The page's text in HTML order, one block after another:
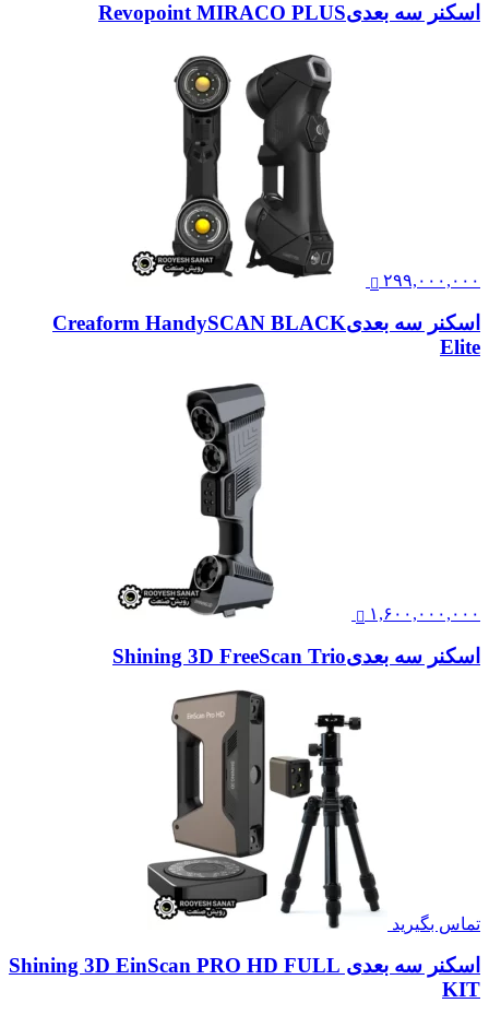
اسکنر سه بعدیRevopoint MIRACO PLUS
۲۹۹,۰۰۰,۰۰۰
اسکنر سه بعدیCreaform HandySCAN BLACK
Elite
۱,۶۰۰,۰۰۰,۰۰۰
اسکنر سه بعدیShining 3D FreeScan Trio
تماس بگیرید
اسکنر سه بعدی Shining 3D EinScan PRO HD FULL
KIT